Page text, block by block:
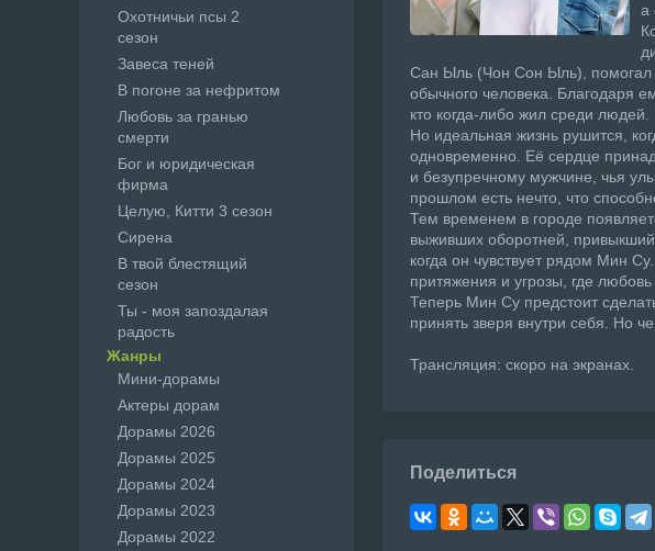
а
Сан Ыль (Чон Сон Ыль), помогал
обычного человека. Благодаря
кто когда-либо жил среди людей.
Но идеальная жизнь рушится,
одновременно. Её сердце
и безупречному мужчине, чья
прошлом есть нечто, что
Тем временем в городе
выживших оборотней, привыкший
когда он чувствует рядом Мин
притяжения и угрозы, где любовь
Теперь Мин Су предстоит
принять зверя внутри себя. Но
Трансляция: скоро на экранах.
Поделиться
Охотничьи псы 2
сезон
Завеса теней
В погоне за нефритом
Любовь за гранью
смерти
Бог и юридическая
фирма
Целую, Китти 3 сезон
Сирена
В твой блестящий
сезон
Ты - моя запоздалая
радость
Жанры
Мини-дорамы
Актеры дорам
Дорамы 2026
Дорамы 2025
Дорамы 2024
Дорамы 2023
Дорамы 2022